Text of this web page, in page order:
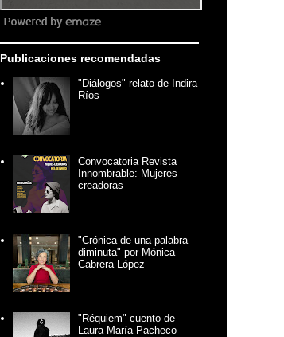
Publicaciones recomendadas
"Diálogos" relato de Indira
Ríos
Convocatoria Revista
Innombrable: Mujeres
creadoras
"Crónica de una palabra
diminuta" por Mónica
Cabrera López
"Réquiem" cuento de
Laura María Pacheco